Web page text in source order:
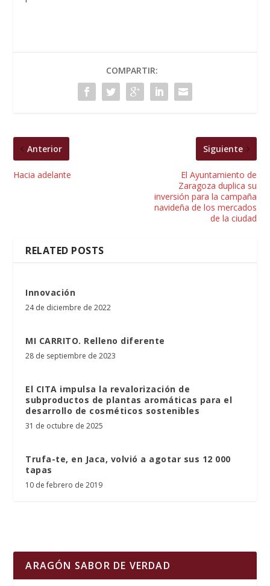
COMPARTIR:
Anterior
Hacia adelante
Siguiente
El Ayuntamiento de
Zaragoza duplica su
inversión para la campaña
navideña de los mercados
de la ciudad
RELATED POSTS
Innovación
24 de diciembre de 2022
MI CARRITO. Relleno diferente
28 de septiembre de 2023
El CITA impulsa la revalorización de
subproductos de plantas aromáticas para el
desarrollo de cosméticos sostenibles
31 de octubre de 2025
Trufa-te, en Jaca, volvió a agotar sus 12 000
tapas
10 de febrero de 2019
ARAGÓN SABOR DE VERDAD